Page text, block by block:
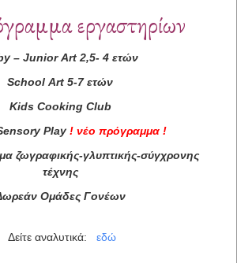
εργαστηρίων
– Junior Art2,5- 4 ετών
School Art 5-7 ετών
Kids Cooking Club
Play ! νέο πρόγραμμα !
ζωγραφικής-γλυπτικής-σύγχρονης
τέχνης
Ομάδες Γονέων
Δείτε αναλυτικά: εδώ